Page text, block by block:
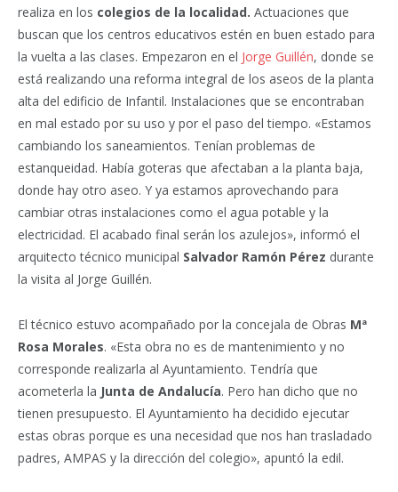
realiza en los colegios de la localidad. Actuaciones que
buscan que los centros educativos estén en buen estado para
la vuelta a las clases. Empezaron en el Jorge Guillén, donde se
está realizando una reforma integral de los aseos de la planta
alta del edificio de Infantil. Instalaciones que se encontraban
en mal estado por su uso y por el paso del tiempo. «Estamos
cambiando los saneamientos. Tenían problemas de
estanqueidad. Había goteras que afectaban a la planta baja,
donde hay otro aseo. Y ya estamos aprovechando para
cambiar otras instalaciones como el agua potable y la
electricidad. El acabado final serán los azulejos», informó el
arquitecto técnico municipal Salvador Ramón Pérez durante
la visita al Jorge Guillén.
El técnico estuvo acompañado por la concejala de Obras Mª
Rosa Morales. «Esta obra no es de mantenimiento y no
corresponde realizarla al Ayuntamiento. Tendría que
acometerla la Junta de Andalucía. Pero han dicho que no
tienen presupuesto. El Ayuntamiento ha decidido ejecutar
estas obras porque es una necesidad que nos han trasladado
padres, AMPAS y la dirección del colegio», apuntó la edil.